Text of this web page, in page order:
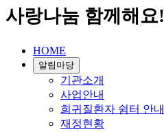
사랑나눔 함께해요!
HOME
알림마당
기관소개
사업안내
희귀질환자 쉼터 안내
재정현황